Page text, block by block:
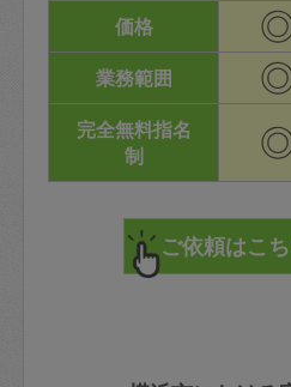
価格
業務範囲
完全無料指名
制